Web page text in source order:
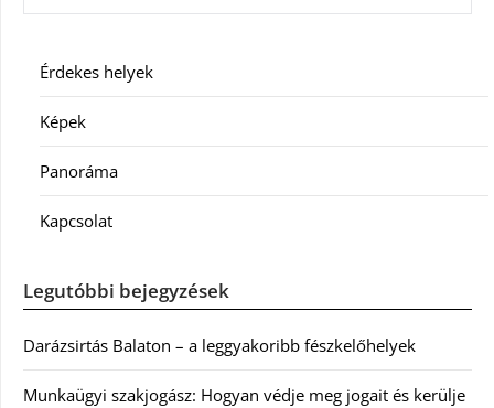
Érdekes helyek
Képek
Panoráma
Kapcsolat
Legutóbbi bejegyzések
Darázsirtás Balaton – a leggyakoribb fészkelőhelyek
Munkaügyi szakjogász: Hogyan védje meg jogait és kerülje